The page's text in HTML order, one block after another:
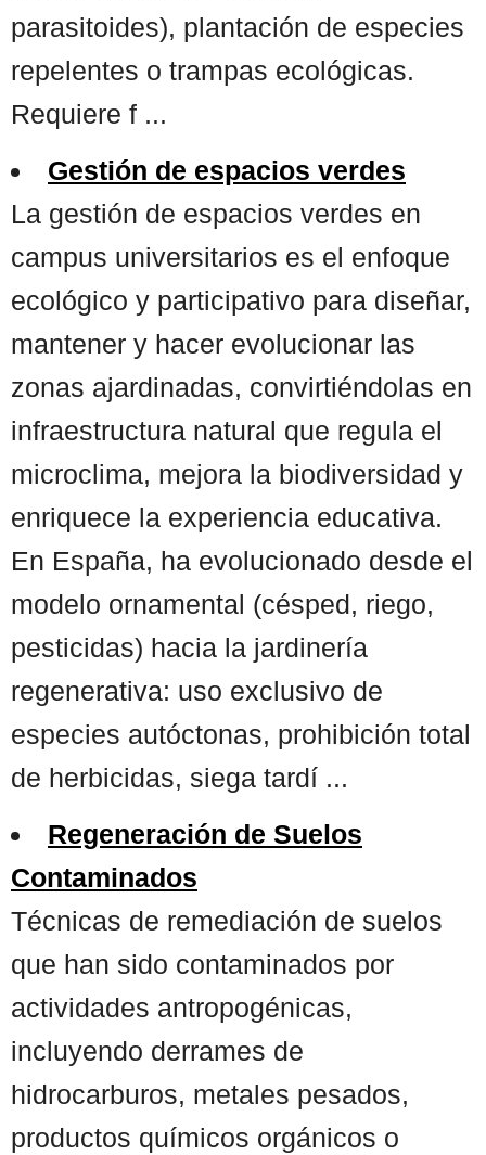
parasitoides), plantación de especies
repelentes o trampas ecológicas.
Requiere f ...
Gestión de espacios verdes
La gestión de espacios verdes en
campus universitarios es el enfoque
ecológico y participativo para diseñar,
mantener y hacer evolucionar las
zonas ajardinadas, convirtiéndolas en
infraestructura natural que regula el
microclima, mejora la biodiversidad y
enriquece la experiencia educativa.
En España, ha evolucionado desde el
modelo ornamental (césped, riego,
pesticidas) hacia la jardinería
regenerativa: uso exclusivo de
especies autóctonas, prohibición total
de herbicidas, siega tardí ...
Regeneración de Suelos
Contaminados
Técnicas de remediación de suelos
que han sido contaminados por
actividades antropogénicas,
incluyendo derrames de
hidrocarburos, metales pesados,
productos químicos orgánicos o